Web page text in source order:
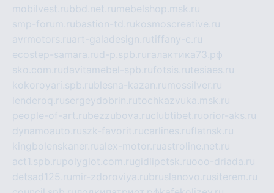
mobilvest.rubbd.net.ru mebelshop.msk.ru
smp-forum.rubastion-td.rukosmoscreative.ru
avrmotors.ruart-galadesign.rutiffany-c.ru
ecostep-samara.rud-p.spb.ru галактика73.рф
sko.com.rudavitamebel-spb.rufotsis.rutesiaes.ru
kokoroyari.spb.rublesna-kazan.ru mossilver.ru
lenderoq.rusergeydobrin.rutochkazvuka.msk.ru
people-of-art.rubezzubova.ruclubtibet.ruorior-aks.ru
dynamoauto.ruszk-favorit.rucarlines.ruflatnsk.ru
kingbolenskaner.rualex-motor.ruastroline.net.ru
act1.spb.rupolyglot.com.rugidlipetsk.ruooo-driada.ru
detsad125.ru mir-zdoroviya.rubruslanovo.rusiterem.ru